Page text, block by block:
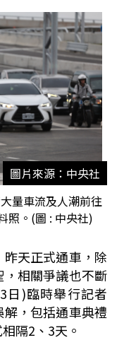
圖片來源：中央社
量車流及人潮前往
照。(圖 : 中央社)
天正式通車，除
相關爭議也不斷
日 )臨時舉行記者
，包括通車典禮
隔2 、 3天。